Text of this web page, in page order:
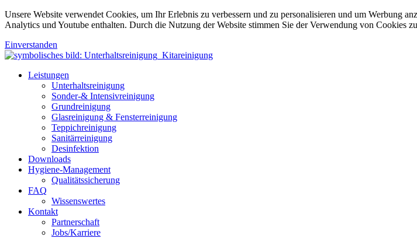
Unsere Website verwendet Cookies, um Ihr Erlebnis zu verbessern und zu personalisieren und um Werbung
Analytics und Youtube enthalten. Durch die Nutzung der Website stimmen Sie der Verwendung von Cookies
Einverstanden
Leistungen
Unterhaltsreinigung
Sonder-& Intensivreinigung
Grundreinigung
Glasreinigung & Fensterreinigung
Teppichreinigung
Sanitärreinigung
Desinfektion
Downloads
Hygiene-Management
Qualitätssicherung
FAQ
Wissenswertes
Kontakt
Partnerschaft
Jobs/Karriere